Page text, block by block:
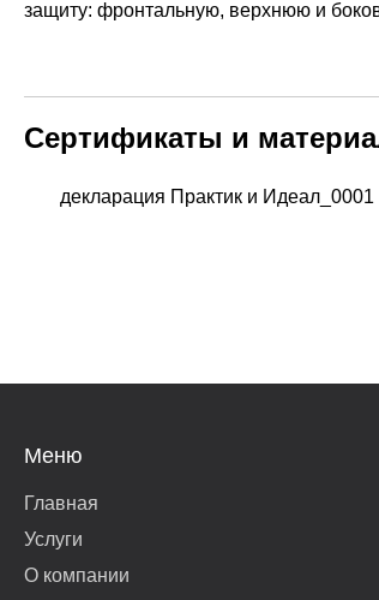
Сертификаты и
декларация Практик и Идеал_0001
Меню
Главная
Услуги
О компании